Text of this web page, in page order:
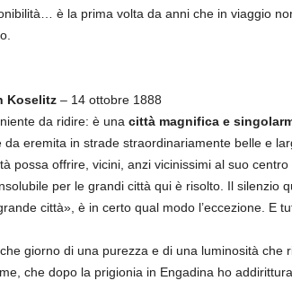
è la prima volta da anni che in viaggio
Koselitz – 14 ottobre 1888
da ridire: è una città magnifica e
eremita in strade straordinariamente belle e
possa offrire, vicini, anzi vicinissimi al suo
per le grandi città qui è risolto. Il silenzio
città», è in certo qual modo l’eccezione. E
giorno di una purezza e di una luminosità che
che dopo la prigionia in Engadina ho